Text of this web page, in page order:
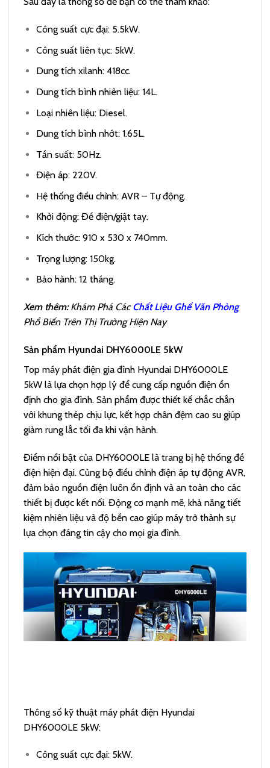
Công suất cực đại: 5.5kW.
Công suất liên tục: 5kW.
Dung tích xilanh: 418cc.
Dung tích bình nhiên liệu: 14L.
Loại nhiên liệu: Diesel.
Dung tích bình nhớt: 1.65L.
Tần suất: 50Hz.
Điện áp: 220V.
Hệ thống điều chỉnh: AVR – Tự động.
Khởi động: Đề điện/giật tay.
Kích thước: 910 x 530 x 740mm.
Trọng lượng: 150kg.
Bảo hành: 12 tháng.
Xem thêm:Khám Phá CácChất Liệu Ghế Văn Phòng
Phổ Biến Trên Thị Trường Hiện Nay
Sản phẩm Hyundai DHY6000LE 5kW
Top máy phát điện gia đình Hyundai DHY6000LE
5kW là lựa chọn hợp lý để cung cấp nguồn điện ổn
định cho gia đình. Sản phẩm được thiết kế chắc chắn
với khung thép chịu lực, kết hợp chân đệm cao su giúp
giảm rung lắc tối đa khi vận hành.
Điểm nổi bật của DHY6000LE là trang bị hệ thống đề
điện hiện đại. Cùng bộ điều chỉnh điện áp tự động AVR,
đảm bảo nguồn điện luôn ổn định và an toàn cho các
thiết bị được kết nối. Động cơ mạnh mẽ, khả năng tiết
kiệm nhiên liệu và độ bền cao giúp máy trở thành sự
lựa chọn đáng tin cậy cho mọi gia đình.
Thông số kỹ thuật máy phát điện Hyundai
DHY6000LE 5kW:
Công suất cực đại: 5kW.